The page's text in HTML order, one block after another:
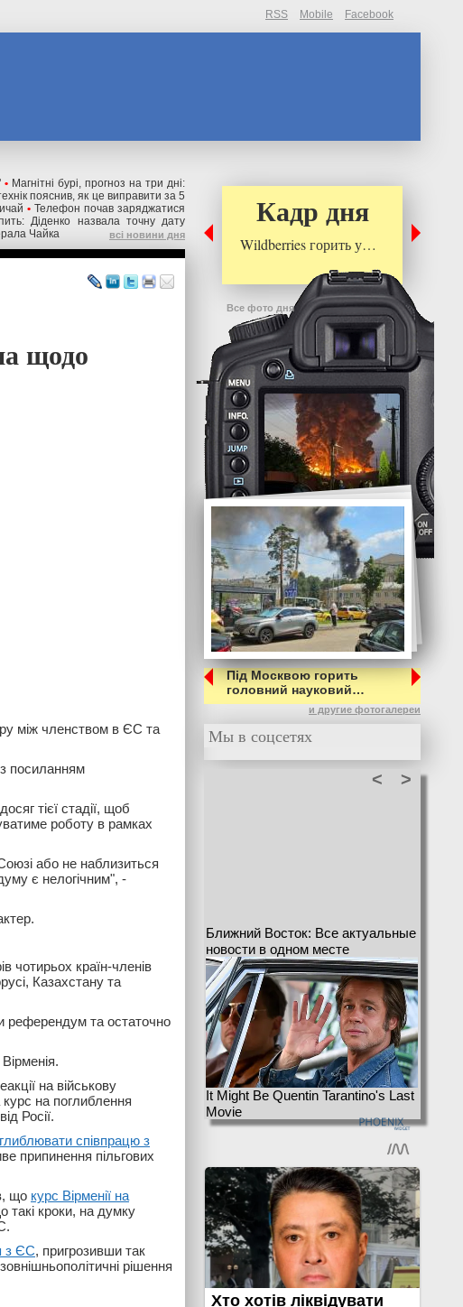
RSS Mobile Facebook
• Магнітні бурі, прогноз на три дні:
пояснив, як це виправити за 5
• Телефон почав заряджатися
Діденко назвала точну дату
Чайка всі новини дня
щодо
між членством в ЄС та
з посиланням
тієї стадії, щоб
роботу в рамках
або не наблизиться
є нелогічним", -
чотирьох країн-членів
Казахстану та
референдум та остаточно
на військову
на поглиблення
Росії.
співпрацю з
припинення пільгових
що курс Вірменії на
такі кроки, на думку
з ЄС, пригрозивши так
рішення
Кадр дня
Wildberries горить у…
Все фото дня
Під Москвою горить
головний науковий…
и другие фотогалереи
Мы в соцсетях
>
<
Ближний Восток: Все актуальные
новости в одном месте
It Might Be Quentin Tarantino's Last
Movie